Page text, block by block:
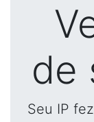
de
Seu IP